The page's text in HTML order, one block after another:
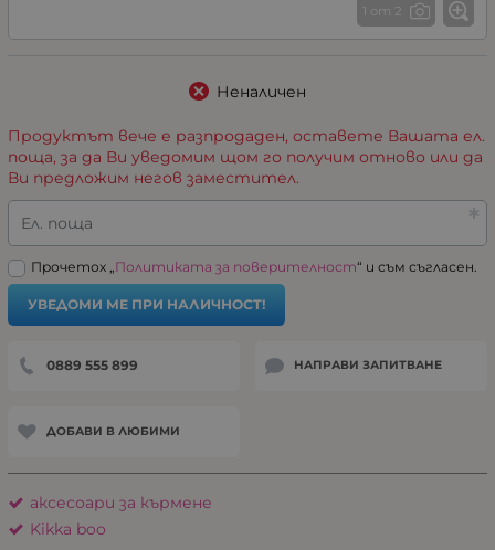
1 от 2
Неналичен
Продуктът вече е разпродаден, оставете Вашата ел.
поща, за да Ви уведомим щом го получим отново или да
Ви предложим негов заместител.
Ел. поща
Прочетох „ Политиката за поверителност“ и съм съгласен.
УВЕДОМИ МЕ ПРИ НАЛИЧНОСТ!
0889 555 899 НАПРАВИ ЗАПИТВАНЕ
ДОБАВИ В ЛЮБИМИ
аксесоари за кърмене
Kikka boo